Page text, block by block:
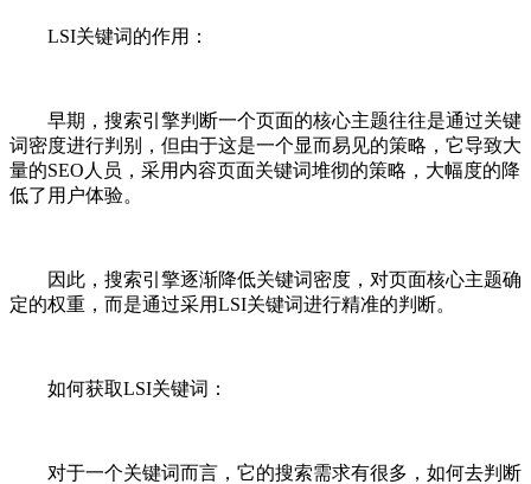
LSI关键词的作用：
早期，搜索引擎判断一个页面的核心主题往往是通过关键
词密度进行判别，但由于这是一个显而易见的策略，它导致大
量的SEO人员，采用内容页面关键词堆彻的策略，大幅度的降
低了用户体验。
因此，搜索引擎逐渐降低关键词密度，对页面核心主题确
定的权重，而是通过采用LSI关键词进行精准的判断。
如何获取LSI关键词：
对于一个关键词而言，它的搜索需求有很多，如何去判断